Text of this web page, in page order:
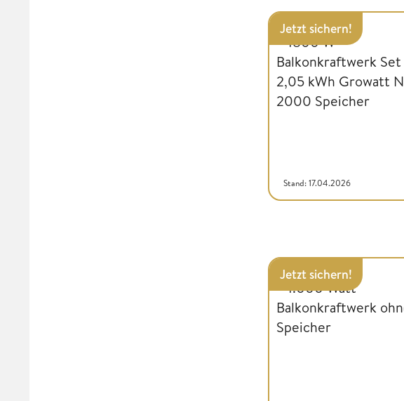
Jetzt sichern!
Stand: 17.04.2026
Jetzt sichern!